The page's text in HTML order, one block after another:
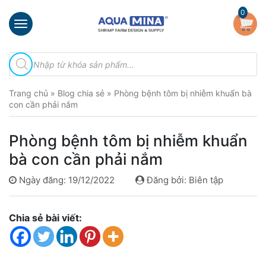
×
chủ
thiệu
Sản
Đầu
Phun
Vi
Ventek
Hướng
0
Tìm
kiếm
sản
Trang chủ » Blog chia sẻ » Phòng bệnh tôm bị nhiễm khuẩn bà
con cần phải nắm
Phòng bệnh tôm bị nhiễm khuẩn
bà con cần phải nắm
Ngày đăng: 19/12/2022 Đăng bởi: Biên tập
Chia sẻ bài viết: